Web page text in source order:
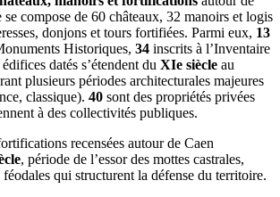
se compose de 60 châteaux, 32 manoirs et logis
donjons et tours fortifiées. Parmi eux, 13
Historiques, 34 inscrits à l’Inventaire
datés s’étendent du XIe siècle au
plusieurs périodes architecturales majeures
classique). 40 sont des propriétés privées
à des collectivités publiques.
recensées autour de Caen
, période de l’essor des mottes castrales,
qui structurent la défense du territoire.